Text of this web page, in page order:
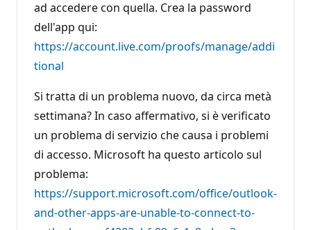
ad accedere con quella. Crea la password
dell'app qui:
https://account.live.com/proofs/manage/addi
tional
Si tratta di un problema nuovo, da circa metà
settimana? In caso affermativo, si è verificato
un problema di servizio che causa i problemi
di accesso. Microsoft ha questo articolo sul
problema:
https://support.microsoft.com/office/outlook-
and-other-apps-are-unable-to-connect-to-